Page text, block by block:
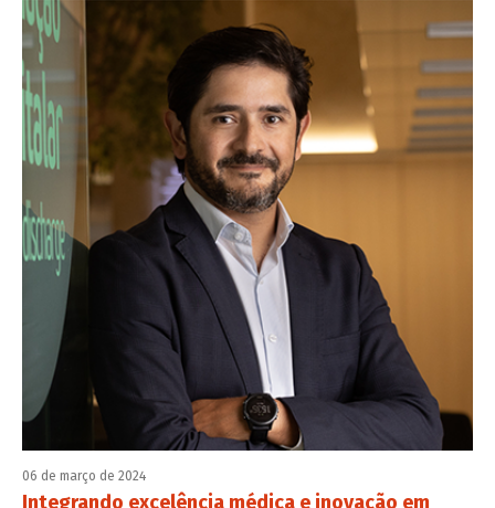
06 de março de 2024
Integrando excelência médica e inovação em